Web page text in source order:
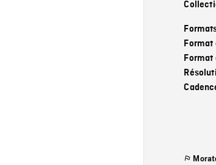
Format